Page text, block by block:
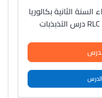
الثانية بكالوريا
علوم تجريبية و رياضية RLC درس التذبذبات